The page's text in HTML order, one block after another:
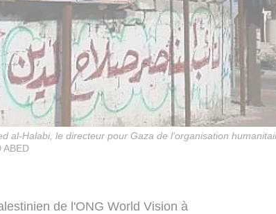
al-Halabi, le directeur pour Gaza de l'organisation
ABED
de l'ONG World Vision à